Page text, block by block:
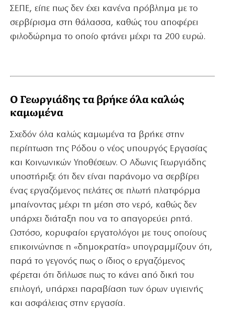
ΣΕΠΕ, είπε πως δεν έχει κανένα πρόβλημα με το
σερβίρισμα στη θάλασσα, καθώς του αποφέρει
φιλοδώρημα το οποίο φτάνει μέχρι τα 200 ευρώ.
Ο Γεωργιάδης τα βρήκε όλα καλώς
καμωμένα
Σχεδόν όλα καλώς καμωμένα τα βρήκε στην
περίπτωση της Ρόδου ο νέος υπουργός Εργασίας
και Κοινωνικών Υποθέσεων. Ο Αδωνις Γεωργιάδης
υποστήριξε ότι δεν είναι παράνομο να σερβίρει
ένας εργαζόμενος πελάτες σε πλωτή πλατφόρμα
μπαίνοντας μέχρι τη μέση στο νερό, καθώς δεν
υπάρχει διάταξη που να το απαγορεύει ρητά.
Ωστόσο, κορυφαίοι εργατολόγοι με τους οποίους
επικοινώνησε η «δημοκρατία» υπογραμμίζουν ότι,
παρά το γεγονός πως ο ίδιος ο εργαζόμενος
φέρεται ότι δήλωσε πως το κάνει από δική του
επιλογή, υπάρχει παραβίαση των όρων υγιεινής
και ασφάλειας στην εργασία.